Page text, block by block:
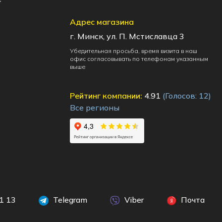
Адрес магазина
г. Минск, ул. П. Мстиславца 3
Убедительная просьба, время визита в наш
офис согласовывать по телефонам указанным
выше
Рейтинг компании: 4.91 (Голосов: 12)
Все регионы
13 Telegram Viber Почта